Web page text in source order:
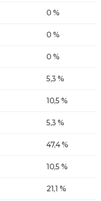
0 %
0 %
0 %
5,3 %
10,5 %
5,3 %
47,4 %
10,5 %
21,1 %